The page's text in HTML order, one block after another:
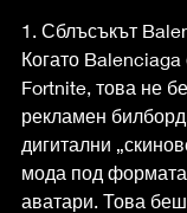
1. Сблъсъкът
Когато Balenciaga
Fortnite, това не
рекламен
дигитални
мода под
аватари. Това